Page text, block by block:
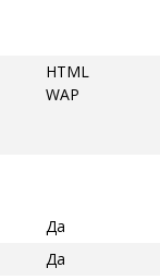
HTML
WAP
Да
Да